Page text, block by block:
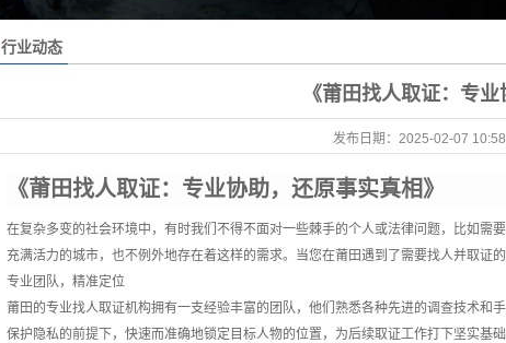
行业动态
《莆田找人取证：专
发布日期： 2025-02-07
《莆田找人取证：专业协助，还原事实真相》
在复杂多变的社会环境中，有时我们不得不面对一些棘手的个人或法律问题，比如
充满活力的城市，也不例外地存在着这样的需求。当您在莆田遇到了需要找人并取证
专业团队，精准定位
莆田的专业找人取证机构拥有一支经验丰富的团队，他们熟悉各种先进的调查技术
保护隐私的前提下，快速而准确地锁定目标人物的位置，为后续取证工作打下坚实基础